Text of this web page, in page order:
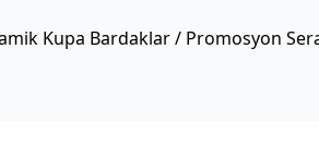
Kupa Bardaklar/ Promosyon